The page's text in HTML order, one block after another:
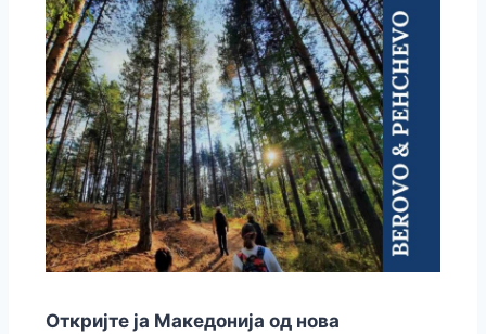
Откријте ја Македонија од нова